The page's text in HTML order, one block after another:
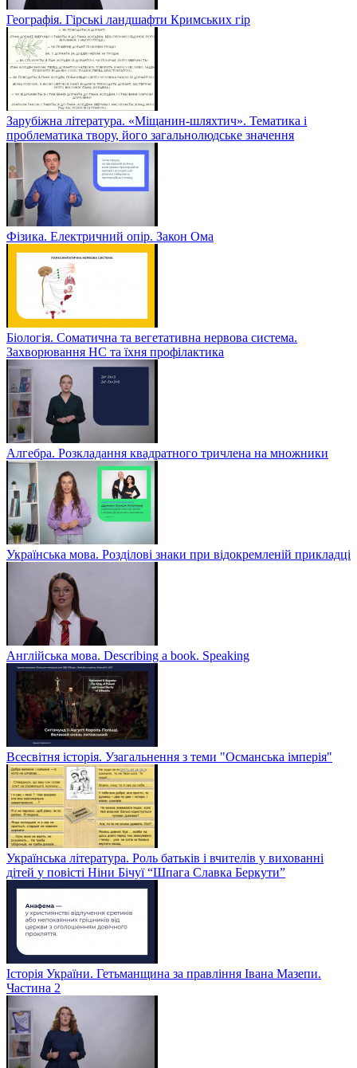
Географія. Гірські ландшафти Кримських гір
Зарубіжна література. «Міщанин-шляхтич». Тематика і
проблематика твору, його загальнолюдське значення
Фізика. Електричний опір. Закон Ома
Біологія. Соматична та вегетативна нервова система.
Захворювання НС та їхня профілактика
Алгебра. Розкладання квадратного тричлена на множники
Українська мова. Розділові знаки при відокремленій прикладці
Англійська мова. Describing a book. Speaking
Всесвітня історія. Узагальнення з теми "Османська імперія"
Українська література. Роль батьків і вчителів у вихованні
дітей у повісті Ніни Бічуї “Шпага Славка Беркути”
Історія України. Гетьманщина за правління Івана Мазепи.
Частина 2